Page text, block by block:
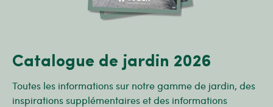
Catalogue de jardin 2026
Toutes les informations sur notre gamme de jardin, des
inspirations supplémentaires et des informations